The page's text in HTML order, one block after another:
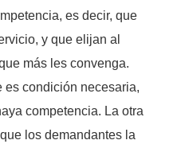
es decir, que
y que elijan al
más les convenga.
es condición necesaria,
competencia. La otra
los demandantes la